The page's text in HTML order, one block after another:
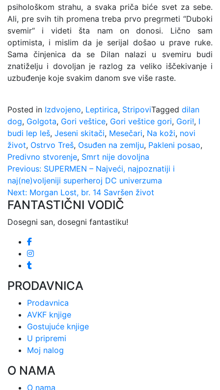
psihološkom strahu, a svaka priča biće svet za sebe.
Ali, pre svih tih promena treba prvo pregrmeti “Duboki
svemir“ i videti šta nam on donosi. Lično sam
optimista, i mislim da je serijal došao u prave ruke.
Sama činjenica da se Dilan nalazi u svemiru budi
znatiželju i dovoljan je razlog za veliko iščekivanje i
uzbuđenje koje svakim danom sve više raste.
Posted in Izdvojeno, Leptirica, StripoviTagged dilan
dog, Golgota, Gori veštice, Gori veštice gori, Gori!, I
budi lep leš, Jeseni skitači, Mesečari, Na koži, novi
život, Ostrvo Treš, Osuđen na zemlju, Pakleni posao,
Predivno stvorenje, Smrt nije dovoljna
Kretanje
članka
Previous: SUPERMEN – Najveći, najpoznatiji i
naj(ne)voljeniji superheroj DC univerzuma
Next: Morgan Lost, br. 14 Savršen život
FANTASTIČNI VODIČ
Dosegni san, dosegni fantastiku!
PRODAVNICA
Prodavnica
AVKF knjige
Gostujuće knjige
U pripremi
Moj nalog
O NAMA
O nama